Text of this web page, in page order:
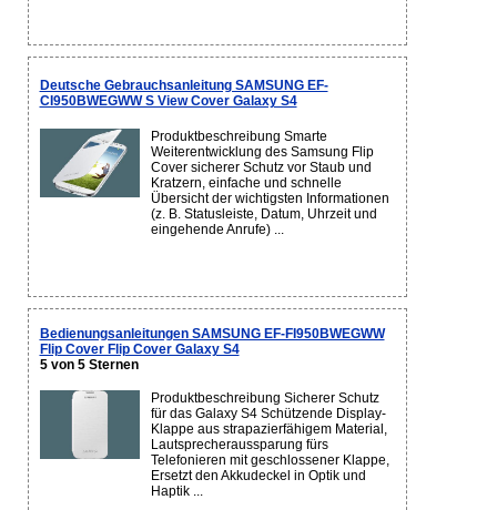
Deutsche Gebrauchsanleitung SAMSUNG EF-
CI950BWEGWW S View Cover Galaxy S4
Produktbeschreibung Smarte
Weiterentwicklung des Samsung Flip
Cover sicherer Schutz vor Staub und
Kratzern, einfache und schnelle
Übersicht der wichtigsten Informationen
(z. B. Statusleiste, Datum, Uhrzeit und
eingehende Anrufe) ...
Bedienungsanleitungen SAMSUNG EF-FI950BWEGWW
Flip Cover Flip Cover Galaxy S4
5 von 5 Sternen
Produktbeschreibung Sicherer Schutz
für das Galaxy S4 Schützende Display-
Klappe aus strapazierfähigem Material,
Lautsprecheraussparung fürs
Telefonieren mit geschlossener Klappe,
Ersetzt den Akkudeckel in Optik und
Haptik ...